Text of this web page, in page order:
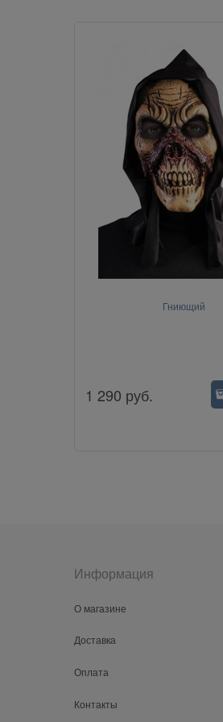
Гниющий
1 290 руб.
Информация
О магазине
Доставка
Оплата
Контакты